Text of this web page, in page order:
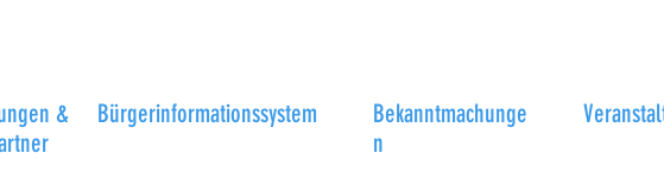
&
Bürgerinformationssystem
Bekanntmachunge
n